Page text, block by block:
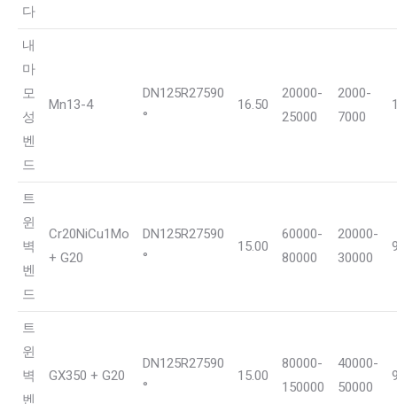
다
내
마
모
성
벤
드
Mn13-4
DN125R27590
°
16.50
20000-
25000
2000-
7000
트
윈
벽
벤
드
Cr20NiCu1Mo
+ G20
DN125R27590
°
15.00
60000-
80000
20000-
30000
트
윈
벽
벤
GX350 + G20
DN125R27590
°
15.00
80000-
150000
40000-
50000